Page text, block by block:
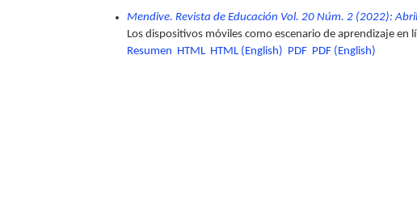
Mendive. Revista de Educación Vol. 20 Núm. 2 (2022):
Los dispositivos móviles como escenario de aprendizaje en
Resumen HTML HTML (English) PDF PDF (English)